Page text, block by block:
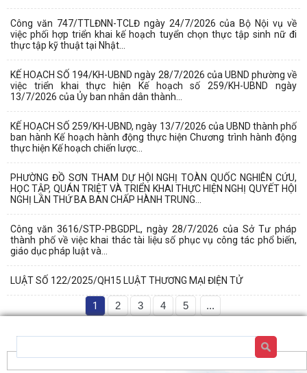
Công văn 747/TTLĐNN-TCLĐ ngày 24/7/2026 của Bộ Nội vụ về
việc phối hợp triển khai kế hoạch tuyển chọn thực tập sinh nữ đi
thực tập kỹ thuật tại Nhật...
KẾ HOẠCH SỐ 194/KH-UBND ngày 28/7/2026 của UBND phường về
việc triển khai thực hiện Kế hoạch số 259/KH-UBND ngày
13/7/2026 của Ủy ban nhân dân thành...
KẾ HOẠCH SỐ 259/KH-UBND, ngày 13/7/2026 của UBND thành phố
ban hành Kế hoạch hành động thực hiện Chương trình hành động
thực hiện Kế hoạch chiến lược...
PHƯỜNG ĐỒ SƠN THAM DỰ HỘI NGHỊ TOÀN QUỐC NGHIÊN CỨU,
HỌC TẬP, QUÁN TRIỆT VÀ TRIỂN KHAI THỰC HIỆN NGHỊ QUYẾT HỘI
NGHỊ LẦN THỨ BA BAN CHẤP HÀNH TRUNG...
Công văn 3616/STP-PBGDPL, ngày 28/7/2026 của Sở Tư pháp
thành phố về việc khai thác tài liệu số phục vụ công tác phổ biến,
giáo dục pháp luật và...
LUẬT SỐ 122/2025/QH15 LUẬT THƯƠNG MẠI ĐIỆN TỬ
1 2 3 4 5 ...